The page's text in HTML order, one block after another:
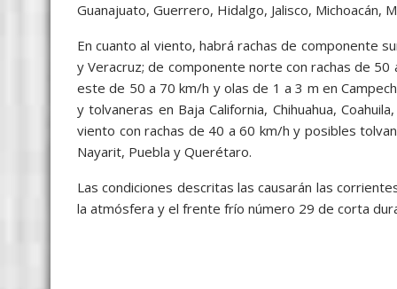
Guanajuato, Guerrero, Hidalgo, Jalisco, Michoacán,
En cuanto al viento, habrá rachas de componente
y Veracruz; de componente norte con rachas de
este de 50 a 70 km/h y olas de 1 a 3 m en
y tolvaneras en Baja California, Chihuahua,
viento con rachas de 40 a 60 km/h y posibles
Nayarit, Puebla y Querétaro.
Las condiciones descritas las causarán las
la atmósfera y el frente frío número 29 de corta